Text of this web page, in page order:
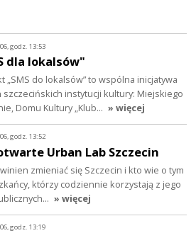
godz. 13:53
dla lokalsów"
„SMS do lokalsów” to wspólna inicjatywa
szczecińskich instytucji kultury: Miejskiego
Domu Kultury „Klub… » więcej
godz. 13:52
Urban Lab Szczecin
zmieniać się Szczecin i kto wie o tym
którzy codziennie korzystają z jego
» więcej
godz. 13:19